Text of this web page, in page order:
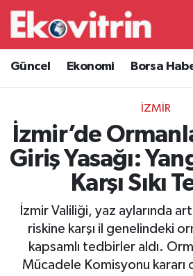
Güncel Ekonomi Borsa
İZMİR
İzmir’de
Giriş Yasağı:
Karşı Sıkı
İzmir Valiliği, yaz aylarında
riskine karşı il genelindeki
kapsamlı tedbirler aldı.
Mücadele Komisyonu kararı
Güncel
Ekonomi
Borsa Haberleri
İş Dünyası
Lojistik
Otovitrin
Asayiş
Hava Durumu
Trafik Durumu
Süper Lig Puan Durumu ve
Tüm Manşetler
Son Dakika Haberleri
Haber Arşivi